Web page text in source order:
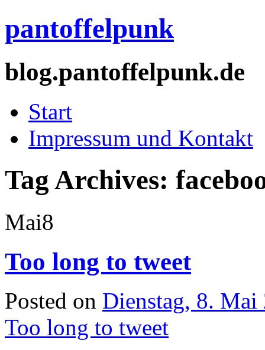
pantoffelpunk
blog.pantoffelpunk.de
Start
Impressum und Kontakt
Tag Archives:
Mai8
Too long to tweet
Posted on Dienstag, 8. Mai
Too long to tweet